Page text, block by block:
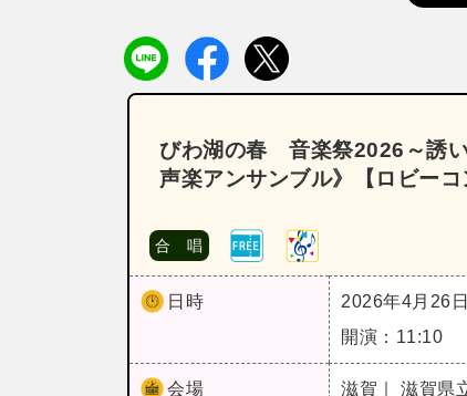
びわ湖の春 音楽祭2026～誘
声楽アンサンブル》【ロビーコ
合 唱
日時
2026年4月26日
開演：11:10
会場 滋賀｜ 滋賀県